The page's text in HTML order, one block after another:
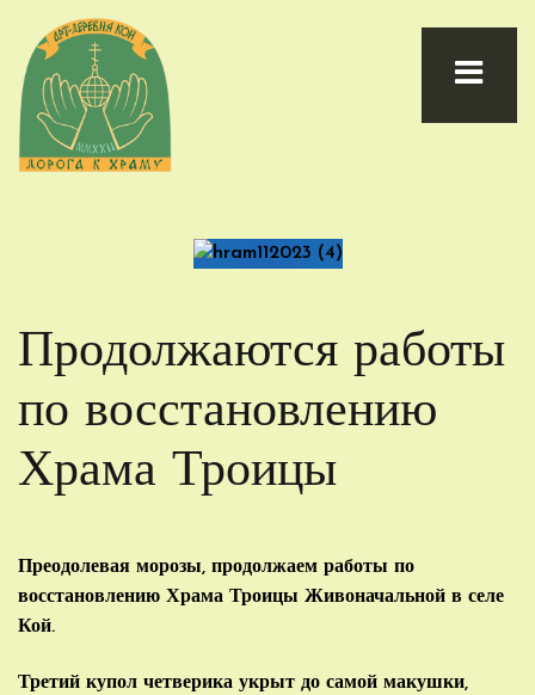
Продолжаются работы
по восстановлению
Храма Троицы
Преодолевая морозы, продолжаем работы по
восстановлению Храма Троицы Живоначальной в селе
Кой.
Третий купол четверика укрыт до самой макушки,